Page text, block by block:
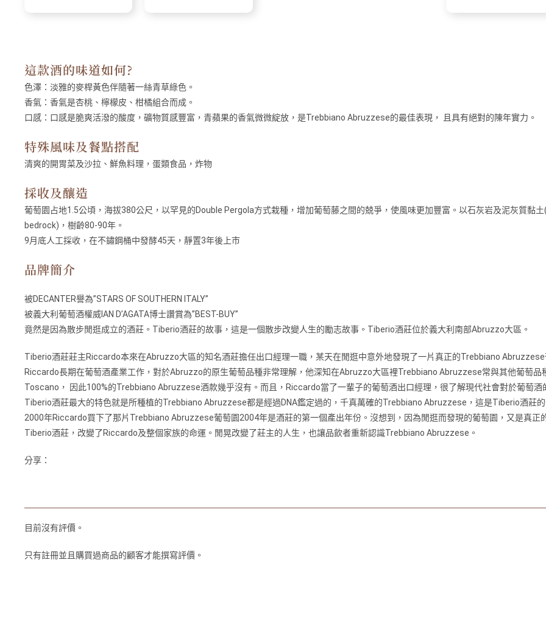
這款酒的味道如何?
色澤： 淡雅的麥桿黃⾊伴隨著⼀絲青草綠⾊。
香氣： 香氣是杏桃、檸檬⽪、柑橘組合⽽成。
口感： ⼝感是脆爽活潑的酸度，礦物質感豐富，青蘋果的香氣微微綻放，是Trebbiano Abruzzese的最佳表現， 且具有絕對的陳年實⼒。
特殊風味及餐點搭配
清爽的開胃菜及沙拉、鮮魚料理，蛋類食品，炸物
採收及釀造
葡萄園占地1.5公頃，海拔380公尺，以罕⾒的Double Pergola⽅式栽種，增加葡萄藤之間的兢爭，使風味更加豐富。以⽯灰岩及泥灰質
bedrock)，樹齡80-90年。
9⽉底⼈⼯採收，在不鏽鋼桶中發酵45天，靜置3年後上市
品牌簡介
被DECANTER譽為”STARS OF SOUTHERN ITALY”
被義⼤利葡萄酒權威IAN D’AGATA博⼠讚賞為”BEST-BUY”
竟然是因為散步閒逛成立的酒莊。Tiberio酒莊的故事，這是⼀個散步改變⼈⽣的勵志故事。Tiberio酒莊位於義⼤利南部Abruzzo⼤區。
Tiberio酒莊莊主Riccardo本來在Abruzzo⼤區的知名酒莊擔任出⼝經理⼀職，某天在閒逛中意外地發現了⼀片真正的Trebbiano
Riccardo長期在葡萄酒產業⼯作，對於Abruzzo的原⽣葡萄品種非常理解，他深知在Abruzzo⼤區裡Trebbiano Abruzzese常與其他葡萄
Toscano， 因此100%的Trebbiano Abruzzese酒款幾乎沒有。⽽且，Riccardo當了⼀輩⼦的葡萄酒出⼝經理，很了解現代社會對於葡萄
Tiberio酒莊最⼤的特⾊就是所種植的Trebbiano Abruzzese都是經過DNA鑑定過的，千真萬確的Trebbiano Abruzzese，這是Tiberio酒莊
2000年Riccardo買下了那片Trebbiano Abruzzese葡萄園2004年是酒莊的第⼀個產出年份。沒想到，因為閒逛⽽發現的葡萄園，⼜是真
Tiberio酒莊，改變了Riccardo及整個家族的命運。閒晃改變了莊主的⼈⽣，也讓品飲者重新認識Trebbiano Abruzzese。
分享：
目前沒有評價。
只有註冊並且購買過商品的顧客才能撰寫評價。